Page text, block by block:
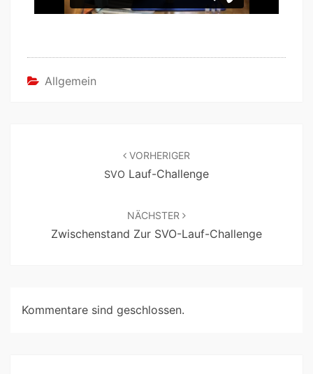
Allgemein
VORHERIGER
SVO Lauf-Challenge
NÄCHSTER
Zwischenstand Zur SVO-Lauf-Challenge
Kommentare sind geschlossen.